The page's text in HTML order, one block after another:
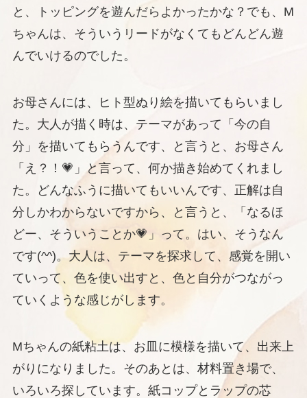
と、トッピングを遊んだらよかったかな？でも、M
ちゃんは、そういうリードがなくてもどんどん遊
んでいけるのでした。
お母さんには、ヒト型ぬり絵を描いてもらいまし
た。大人が描く時は、テーマがあって「今の自
分」を描いてもらうんです、と言うと、お母さん
「え？！💗」と言って、何か描き始めてくれまし
た。どんなふうに描いてもいいんです、正解は自
分しかわからないですから、と言うと、「なるほ
どー、そういうことか💗」って。はい、そうなん
です(^^)。大人は、テーマを探求して、感覚を開い
ていって、色を使い出すと、色と自分がつながっ
ていくような感じがします。
Mちゃんの紙粘土は、お皿に模様を描いて、出来上
がりになりました。そのあとは、材料置き場で、
いろいろ探しています。紙コップとラップの芯